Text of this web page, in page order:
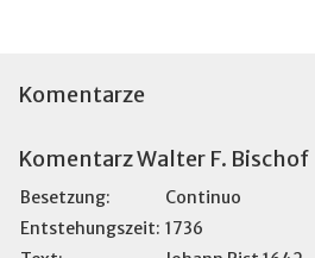
Komentarze
Komentarz Walter F. Bischof
Besetzung:
Continuo
Entstehungszeit: 1736